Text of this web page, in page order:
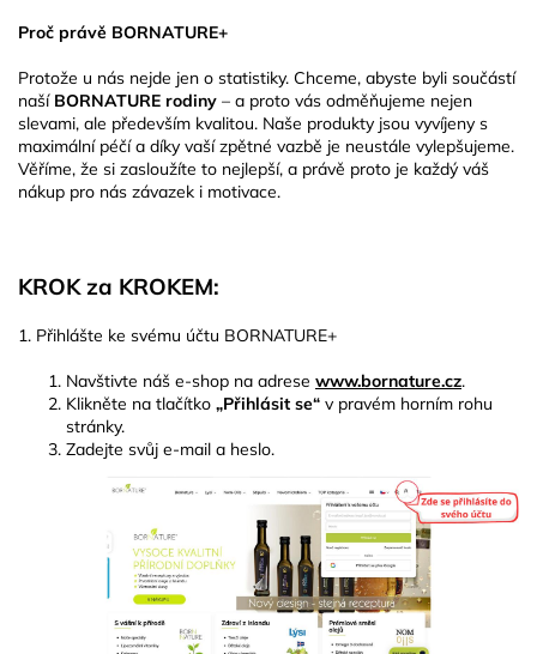
Proč právě BORNATURE+
Protože u nás nejde jen o statistiky. Chceme, abyste byli součástí
naší BORNATURE rodiny – a proto vás odměňujeme nejen
slevami, ale především kvalitou. Naše produkty jsou vyvíjeny s
maximální péčí a díky vaší zpětné vazbě je neustále vylepšujeme.
Věříme, že si zasloužíte to nejlepší, a právě proto je každý váš
nákup pro nás závazek i motivace.
KROK za KROKEM:
1. Přihlášte ke svému účtu BORNATURE+
Navštivte náš e-shop na adrese www.bornature.cz.
Klikněte na tlačítko „Přihlásit se“ v pravém horním rohu
stránky.
Zadejte svůj e-mail a heslo.